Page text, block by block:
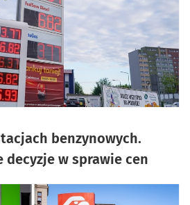
benzynowych.
decyzje w sprawie cen